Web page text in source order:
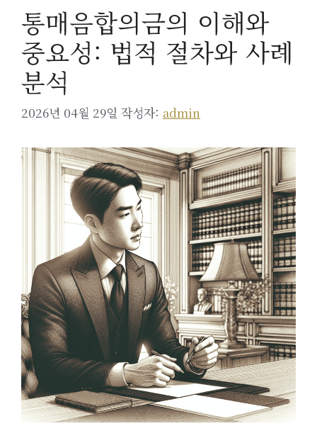
통매음합의금의 이해와
중요성: 법적 절차와 사례
분석
2026년 04월 29일 작성자: admin